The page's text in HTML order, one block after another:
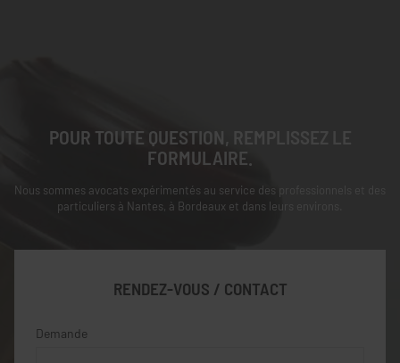
POUR TOUTE QUESTION, REMPLISSEZ LE
FORMULAIRE.
Nous sommes avocats expérimentés au service des professionnels et des
particuliers à Nantes, à Bordeaux et dans leurs environs.
RENDEZ-VOUS / CONTACT
Demande